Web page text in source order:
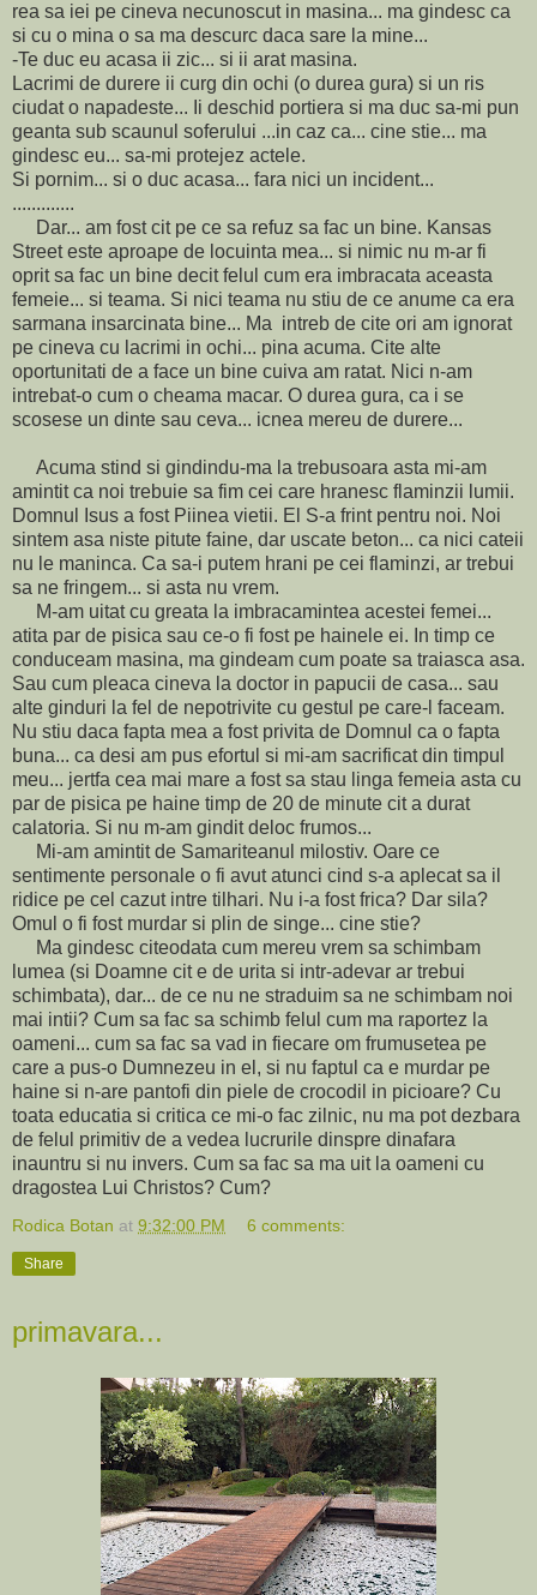
rea sa iei pe cineva necunoscut in masina... ma gindesc ca
si cu o mina o sa ma descurc daca sare la mine...
-Te duc eu acasa ii zic... si ii arat masina.
Lacrimi de durere ii curg din ochi (o durea gura) si un ris
ciudat o napadeste... Ii deschid portiera si ma duc sa-mi pun
geanta sub scaunul soferului ...in caz ca... cine stie... ma
gindesc eu... sa-mi protejez actele.
Si pornim... si o duc acasa... fara nici un incident...
.............
Dar... am fost cit pe ce sa refuz sa fac un bine. Kansas
Street este aproape de locuinta mea... si nimic nu m-ar fi
oprit sa fac un bine decit felul cum era imbracata aceasta
femeie... si teama. Si nici teama nu stiu de ce anume ca era
sarmana insarcinata bine... Ma intreb de cite ori am ignorat
pe cineva cu lacrimi in ochi... pina acuma. Cite alte
oportunitati de a face un bine cuiva am ratat. Nici n-am
intrebat-o cum o cheama macar. O durea gura, ca i se
scosese un dinte sau ceva... icnea mereu de durere...
Acuma stind si gindindu-ma la trebusoara asta mi-am
amintit ca noi trebuie sa fim cei care hranesc flaminzii lumii.
Domnul Isus a fost Piinea vietii. El S-a frint pentru noi. Noi
sintem asa niste pitute faine, dar uscate beton... ca nici cateii
nu le maninca. Ca sa-i putem hrani pe cei flaminzi, ar trebui
sa ne fringem... si asta nu vrem.
M-am uitat cu greata la imbracamintea acestei femei...
atita par de pisica sau ce-o fi fost pe hainele ei. In timp ce
conduceam masina, ma gindeam cum poate sa traiasca asa.
Sau cum pleaca cineva la doctor in papucii de casa... sau
alte ginduri la fel de nepotrivite cu gestul pe care-l faceam.
Nu stiu daca fapta mea a fost privita de Domnul ca o fapta
buna... ca desi am pus efortul si mi-am sacrificat din timpul
meu... jertfa cea mai mare a fost sa stau linga femeia asta cu
par de pisica pe haine timp de 20 de minute cit a durat
calatoria. Si nu m-am gindit deloc frumos...
Mi-am amintit de Samariteanul milostiv. Oare ce
sentimente personale o fi avut atunci cind s-a aplecat sa il
ridice pe cel cazut intre tilhari. Nu i-a fost frica? Dar sila?
Omul o fi fost murdar si plin de singe... cine stie?
Ma gindesc citeodata cum mereu vrem sa schimbam
lumea (si Doamne cit e de urita si intr-adevar ar trebui
schimbata), dar... de ce nu ne straduim sa ne schimbam noi
mai intii? Cum sa fac sa schimb felul cum ma raportez la
oameni... cum sa fac sa vad in fiecare om frumusetea pe
care a pus-o Dumnezeu in el, si nu faptul ca e murdar pe
haine si n-are pantofi din piele de crocodil in picioare? Cu
toata educatia si critica ce mi-o fac zilnic, nu ma pot dezbara
de felul primitiv de a vedea lucrurile dinspre dinafara
inauntru si nu invers. Cum sa fac sa ma uit la oameni cu
dragostea Lui Christos? Cum?
Rodica Botan at 9:32:00 PM 6 comments:
Share
primavara...